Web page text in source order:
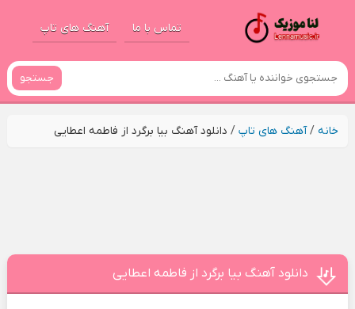
تماس با ما آهنگ های تاپ
جستجو
خانه/آهنگ های تاپ/ دانلود آهنگ بیا برگرد از فاطمه‌ اعطایی
دانلود آهنگ بیا برگرد از فاطمه‌ اعطایی